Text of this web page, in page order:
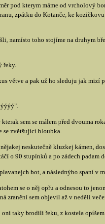
pod kterym máme od vrcholový
zpátku do Kotanče, ke
toho stojíme na druhym
řeky.
větve a pak už ho sleduju jak
sem se málem před dvouma
se zvětšující hloubka.
neskutečně kluzkej kámen,
o 90 stupínků a po zádech padam do
bot, a následnýho spaní v
se o něj opřu a odnesou to
zranění sem objevil až v neděli
taky brodili řeku, z kostela